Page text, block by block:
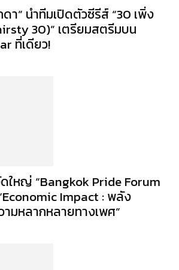
า” นำทีมเปิดตัวซีรีส์ “30 เพิ่ง
30)” เตรียมสตรีมบน
ที่เดียว!
ใหญ่ “Bangkok Pride Forum
Impact : พลัง
มหลากหลายทางเพศ”